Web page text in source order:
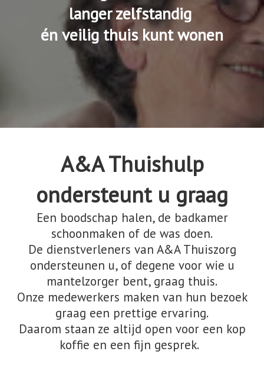
langer zelfstandig
én veilig thuis kunt wonen
A&A Thuishulp
ondersteunt u graag
Een boodschap halen, de badkamer
schoonmaken of de was doen.
De dienstverleners van A&A Thuiszorg
ondersteunen u, of degene voor wie u
mantelzorger bent, graag thuis.
Onze medewerkers maken van hun bezoek
graag een prettige ervaring.
Daarom staan ze altijd open voor een kop
koffie en een fijn gesprek.